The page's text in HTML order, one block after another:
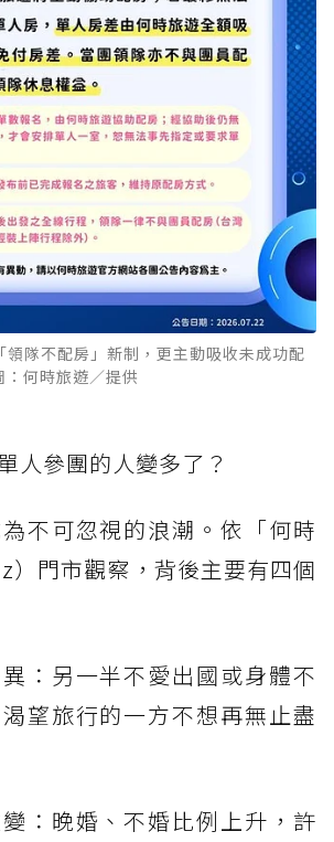
隊不配房」新制，更主動吸收未成功配
何時旅遊／提供
人參團的人變多了？
不可忽視的浪潮。依「何時
）門市觀察，背後主要有四個
：另一半不愛出國或身體不
望旅行的一方不想再無止盡
：晚婚、不婚比例上升，許